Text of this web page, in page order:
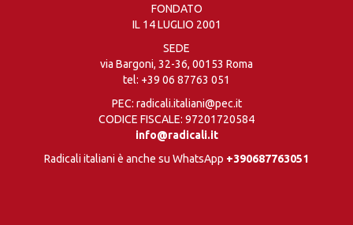
FONDATO
IL 14 LUGLIO 2001
SEDE
via Bargoni, 32-36, 00153 Roma
tel: +39 06 87763 051
PEC: radicali.italiani@pec.it
CODICE FISCALE: 97201720584
info@radicali.it
Radicali italiani è anche su WhatsApp +390687763051